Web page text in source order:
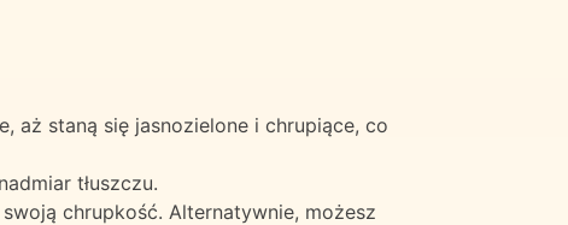
aż staną się jasnozielone i chrupiące, co
tłuszczu.
chrupkość. Alternatywnie, możesz